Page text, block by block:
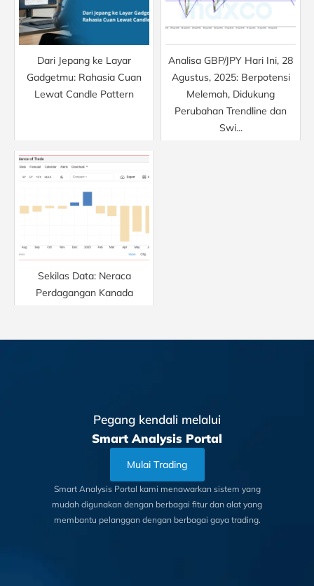
Dari Jepang ke Layar
Gadgetmu: Rahasia Cuan
Lewat Candle Pattern
Analisa GBP/JPY Hari Ini, 28
Agustus, 2025: Berpotensi
Melemah, Didukung
Perubahan Trendline dan
Swi...
Sekilas Data: Neraca
Perdagangan Kanada
Pegang kendali melalui
Smart Analysis Portal
Mulai Trading
Smart Analysis Portal kami menawarkan sistem yang
mudah digunakan dengan berbagai fitur dan alat yang
membantu pelanggan dengan berbagai gaya trading.